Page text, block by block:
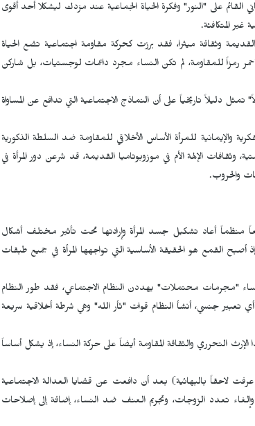
القائم على "النور" وفكرة الحياة الجماعية عند مزدك ليشكلا أحد أقوى
غير المتكافئة.
وثقافة ميثرا، فقد برزت كحركة مقاومة اجتماعية تضع الحياة
رمزاً للمقاومة، لم تكن النساء مجرد داعمات لوجستيات، بل شاركن
دليلاً تاريخياً على أن النماذج الاجتماعية التي تدافع عن المساواة
والإيمانية للمرأة الأساس الأخلاقي للمقاومة ضد السلطة الذكورية
وثقافات الإلهة الأم في موزوبوتاميا القديمة، قد شرعن دور المرأة في
والحروب.
منظماً أعاد تشكيل جسد المرأة وإرادتها تحت تأثير مختلف أشكال
أصبح القمع هو الحقيقة الأساسية التي تواجهها المرأة في جميع طبقات
النساء "مجرمات محتملات" يهددن النظام الاجتماعي، فقد طور النظام
جنسي، أنشأ النظام قوات "ثأر الله" وهي شرطة أخلاقية سريعة
التحرري والثقافة المقاومة أيضاً على حركة النساء، إذ يشكل أساساً
عرفت لاحقاً بالبهائية) بعد أن دافعت عن قضايا العدالة الاجتماعية
وإلغاء تعدد الزوجات، وتجريم العنف ضد النساء، إضافة إلى إصلاحات